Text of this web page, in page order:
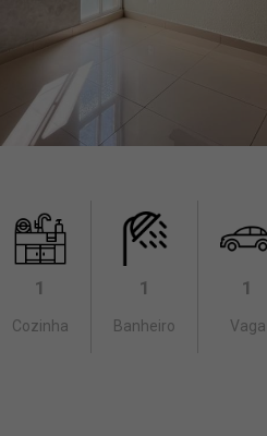
1
Cozinha
1
Banheiro
1
Vaga